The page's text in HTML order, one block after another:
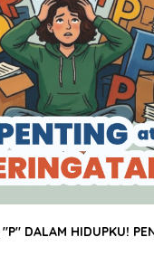
DALAM HIDUPKU!